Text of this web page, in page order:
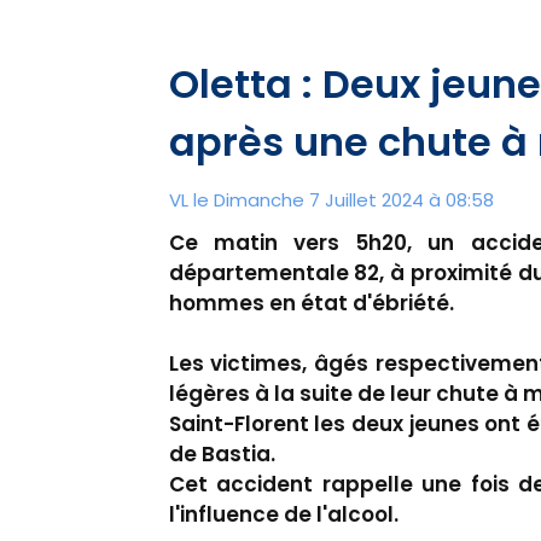
Oletta : Deux
après une chute à
VL le Dimanche 7 Juillet 2024 à 08:58
Ce matin vers 5h20, un
départementale 82, à proximité
hommes en état d'ébriété.
Les victimes, âgés
légères à la suite de leur chute à
Saint-Florent les deux jeunes
de Bastia.
​Cet accident rappelle une fois
l'influence de l'alcool.